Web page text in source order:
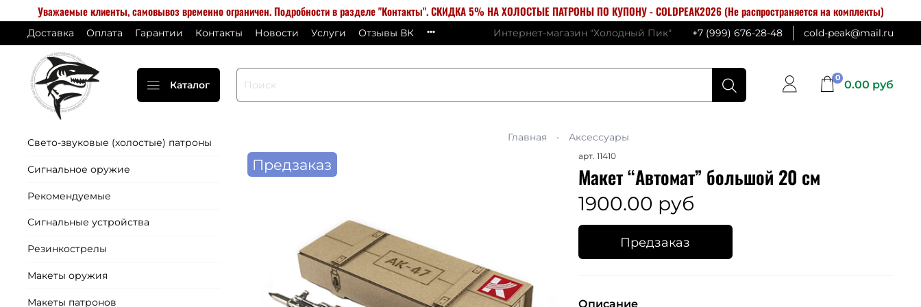
Уважаемые клиенты, самовывоз временно ограничен. Подробности в разделе "Контакты". СКИДКА 5% НА ХОЛОСТЫЕ ПАТРОНЫ ПО КУПОНУ - COLDPEAK2026 (Не распространяется на комплекты)
Доставка Оплата Гарантии Контакты Новости Услуги Отзывы ВК Интернет-магазин "Холодный Пик" +7 (999) 676-28-48 cold-peak@mail.ru
Каталог
0 0.00 руб
Главная Аксессуары
Предзаказ арт. 11410
Макет “Автомат” большой 20 см
1900.00 руб
Предзаказ
Описание
Свето-звуковые (холостые) патроны
Сигнальное оружие
Рекомендуемые
Сигнальные устройства
Резинкострелы
Макеты оружия
Макеты патронов